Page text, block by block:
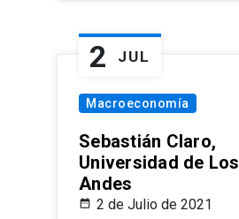
2 JUL
Macroeconomía
Sebastián Claro,
Universidad de Los
Andes
2 de Julio de 2021